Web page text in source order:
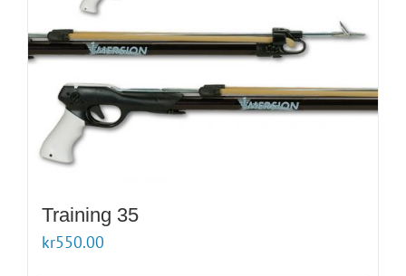
Training 35
kr550.00